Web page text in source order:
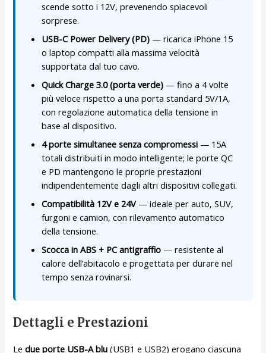
scende sotto i 12V, prevenendo spiacevoli
sorprese.
USB-C Power Delivery (PD) — ricarica iPhone 15
o laptop compatti alla massima velocità
supportata dal tuo cavo.
Quick Charge 3.0 (porta verde) — fino a 4 volte
più veloce rispetto a una porta standard 5V/1A,
con regolazione automatica della tensione in
base al dispositivo.
4 porte simultanee senza compromessi — 15A
totali distribuiti in modo intelligente; le porte QC
e PD mantengono le proprie prestazioni
indipendentemente dagli altri dispositivi collegati.
Compatibilità 12V e 24V— ideale per auto, SUV,
furgoni e camion, con rilevamento automatico
della tensione.
Scocca in ABS + PC antigraffio — resistente al
calore dell’abitacolo e progettata per durare nel
tempo senza rovinarsi.
Dettagli e Prestazioni
Ledue porte USB-A blu (USB1 e USB2) erogano ciascuna